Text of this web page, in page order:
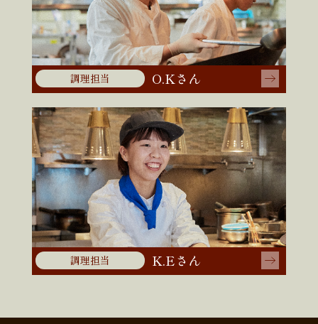
調理担当 O.Kさん
調理担当 K.Eさん